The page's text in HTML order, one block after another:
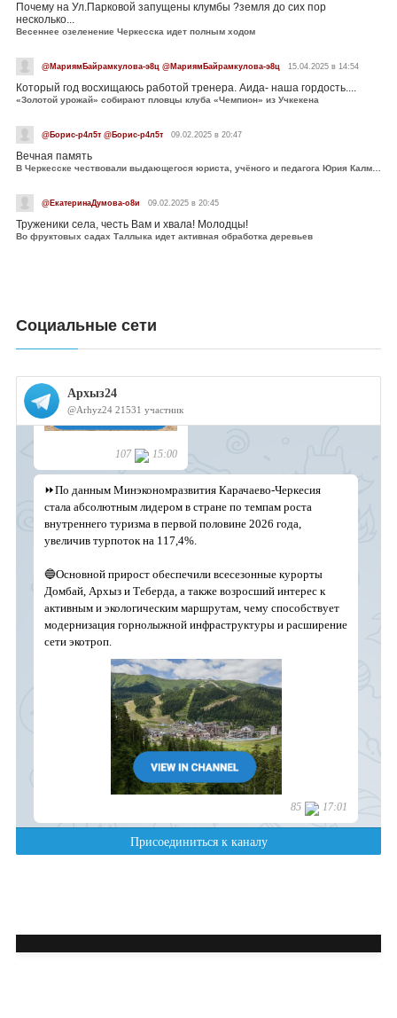
Почему на Ул.Парковой запущены клумбы ?земля до сих пор
несколько...
Весеннее озеленение Черкесска идет полным ходом
@МариямБайрамкулова-э8ц @МариямБайрамкулова-э8ц 15.04.2025 в 14:54
Который год восхищаюсь работой тренера. Аида- наша гордость....
«Золотой урожай» собирают пловцы клуба «Чемпион» из Учкекена
@Борис-р4л5т @Борис-р4л5т 09.02.2025 в 20:47
Вечная память
В Черкесске чествовали выдающегося юриста, учёного и педагога Юрия Калмыкова
@ЕкатеринаДумова-о8и 09.02.2025 в 20:45
Труженики села, честь Вам и хвала! Молодцы!
Во фруктовых садах Таллыка идет активная обработка деревьев
Социальные сети